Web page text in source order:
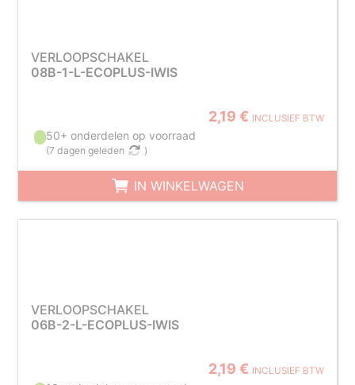
VERLOOPSCHAKEL
08B-1-L-ECOPLUS-IWIS
2,19 € INCLUSIEF BTW
50+ onderdelen op voorraad
(7 dagen geleden )
IN WINKELWAGEN
VERLOOPSCHAKEL
06B-2-L-ECOPLUS-IWIS
2,19 € INCLUSIEF BTW